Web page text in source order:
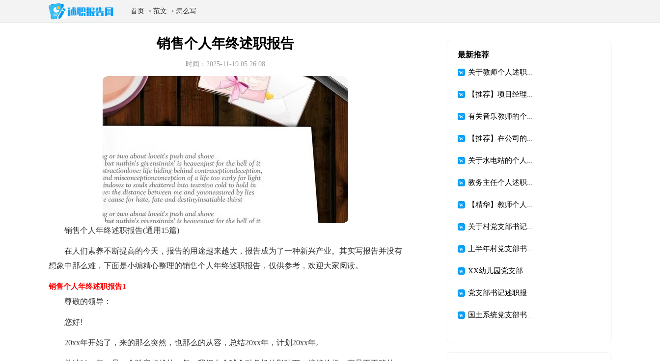
首页 > 范文 > 怎么写
销售个人年终述职报告
时间：2025-11-19 05:26:08
销售个人年终述职报告(通用15篇)
在人们素养不断提高的今天，报告的用途越来越大，报告成为了一种新兴产业。其实写报告并没有
想象中那么难，下面是小编精心整理的销售个人年终述职报告，仅供参考，欢迎大家阅读。
销售个人年终述职报告1
尊敬的领导：
您好!
20xx年开始了，来的那么突然，也那么的从容，总结20xx年，计划20xx年。
最新推荐
关于教师个人述职述报告模板集锦9篇
【推荐】项目经理的个人述职报告三篇
有关音乐教师的个人述职报告四篇
【推荐】在公司的个人述职报告三篇
关于水电站的个人述职报告
教务主任个人述职报告锦集七篇
【精华】教师个人述职述报告模板集合八篇
关于村党支部书记上半年个人述职报告推荐
上半年村党支部书记述职报告
XX幼儿园党支部书记述职报告
党支部书记述职报告优秀范文
国土系统党支部书记述职报告